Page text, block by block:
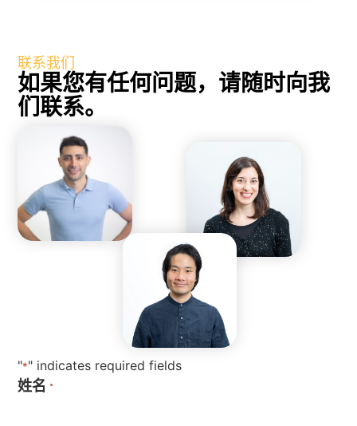
联系我们
如果您有任何问题，请随时向我
们联系。
"*" indicates required fields
姓名 *